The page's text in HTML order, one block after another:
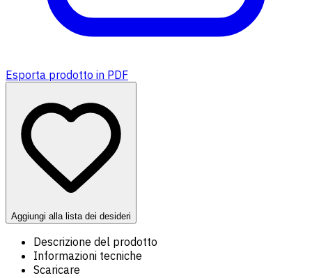
Esporta prodotto in PDF
Aggiungi alla lista dei desideri
Descrizione del prodotto
Informazioni tecniche
Scaricare